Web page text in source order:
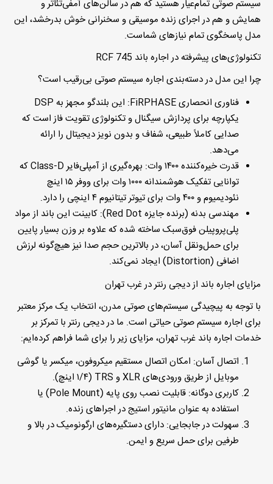
سیستم صوتی تمام‌عیار هستید که هم در سالن‌های آمفی‌تئاتر و
همایش و هم در اجرای زنده موسیقی و سخنرانی خوش بدرخشد، این
مدل پاسخگوی تمام نیازهای شماست.
تکنولوژی‌های پیشرفته در اجاره باند
چرا این مدل در دسته‌بندی اجاره سیستم صوتی بی‌رقیب است؟
فناوری انحصاری
این بلندگو مجهز به DSP
یکپارچه برای پردازش سیگنال و تکنولوژی تقویت فاز است که
صدایی کاملاً طبیعی، شفاف و بدون نویز دیجیتال را ارائه
می‌دهد.
قدرت خیره‌کننده۱۴۰۰وات:
بهره‌گیری از آمپلی‌فایر Class-D که
توانایی تفکیک هوشمندانه ۱۰۰۰ وات برای ووفر ۱۵ اینچ
نئودیمیوم و ۴۰۰ وات برای تیوتر تیتانیوم ۴ اینچی را دارد.
مهندسی بدنه (برنده جایزه
کابینت این باند از مواد
پلی‌پروپیلن فوق‌سبک ساخته شده که علاوه بر وزن بسیار پایین
برای حمل‌ونقل آسان، در بالاترین حجم صدا نیز هیچ‌گونه لرزش
اضافی (Distortion) ایجاد نمی‌کند.
مزایای اجاره باند از دیجی رنتر در غرب تهران
با توجه به پیچیدگی سیستم‌های صوتی مدرن، انتخاب یک مرکز معتبر
برای اجاره سیستم صوتیحیاتی است. ما دردیجی رنتربا تمرکز بر
خدمات اجاره باند غرب تهران، مزایای زیر را برای شما فراهم کرده‌ایم:
اتصال آسان: امکان اتصال مستقیم میکروفون، میکسر یا گوشی
موبایل از طریق ورودی‌های XLR و TRS (۱/۴ اینچ).
کاربری دوگانه:
قابلیت نصب روی پایه (Pole Mount) یا
استفاده به عنوان مانیتور استیجدر اجراهای زنده.
سهولت در جابجایی: دارای دستگیره‌های ارگونومیک در بالا و
طرفین برای حمل سریع و ایمن.